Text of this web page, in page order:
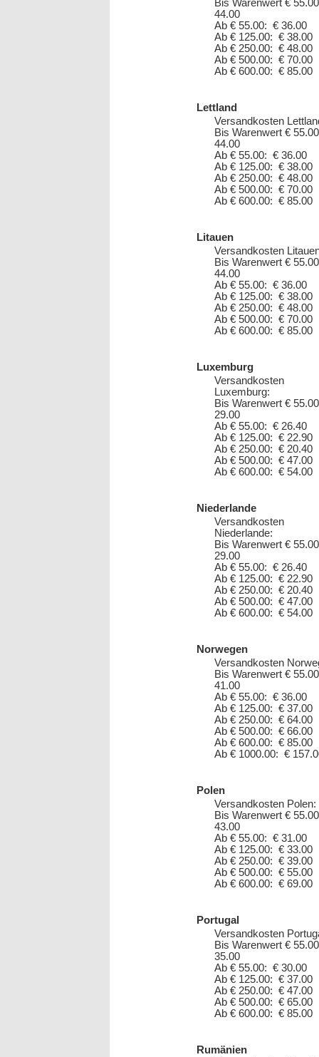
Bis Warenwert €
44.00
Ab € 55.00: € 36.00
Ab € 125.00: € 38.00
Ab € 250.00: € 48.00
Ab € 500.00: € 70.00
Ab € 600.00: € 85.00
Lettland
Versandkosten
Bis Warenwert €
44.00
Ab € 55.00: € 36.00
Ab € 125.00: € 38.00
Ab € 250.00: € 48.00
Ab € 500.00: € 70.00
Ab € 600.00: € 85.00
Litauen
Versandkosten
Bis Warenwert €
44.00
Ab € 55.00: € 36.00
Ab € 125.00: € 38.00
Ab € 250.00: € 48.00
Ab € 500.00: € 70.00
Ab € 600.00: € 85.00
Luxemburg
Versandkosten
Luxemburg:
Bis Warenwert €
29.00
Ab € 55.00: € 26.40
Ab € 125.00: € 22.90
Ab € 250.00: € 20.40
Ab € 500.00: € 47.00
Ab € 600.00: € 54.00
Niederlande
Versandkosten
Niederlande:
Bis Warenwert €
29.00
Ab € 55.00: € 26.40
Ab € 125.00: € 22.90
Ab € 250.00: € 20.40
Ab € 500.00: € 47.00
Ab € 600.00: € 54.00
Norwegen
Versandkosten
Bis Warenwert €
41.00
Ab € 55.00: € 36.00
Ab € 125.00: € 37.00
Ab € 250.00: € 64.00
Ab € 500.00: € 66.00
Ab € 600.00: € 85.00
Ab € 1000.00: €
Polen
Versandkosten Polen:
Bis Warenwert €
43.00
Ab € 55.00: € 31.00
Ab € 125.00: € 33.00
Ab € 250.00: € 39.00
Ab € 500.00: € 55.00
Ab € 600.00: € 69.00
Portugal
Versandkosten
Bis Warenwert €
35.00
Ab € 55.00: € 30.00
Ab € 125.00: € 37.00
Ab € 250.00: € 47.00
Ab € 500.00: € 65.00
Ab € 600.00: € 85.00
Rumänien